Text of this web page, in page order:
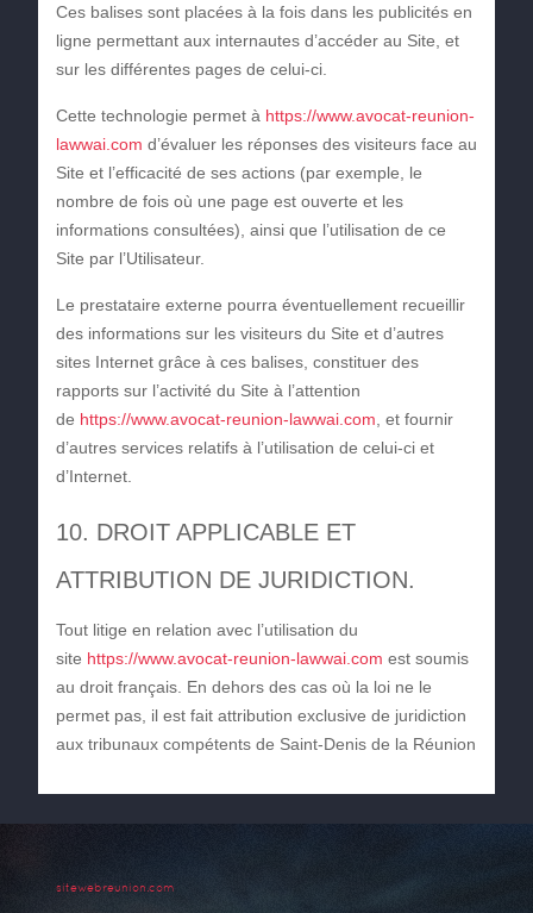
Ces balises sont placées à la fois dans les publicités en
ligne permettant aux internautes d’accéder au Site, et
sur les différentes pages de celui-ci.
Cette technologie permet à https://www.avocat-reunion-
lawwai.com d’évaluer les réponses des visiteurs face au
Site et l’efficacité de ses actions (par exemple, le
nombre de fois où une page est ouverte et les
informations consultées), ainsi que l’utilisation de ce
Site par l’Utilisateur.
Le prestataire externe pourra éventuellement recueillir
des informations sur les visiteurs du Site et d’autres
sites Internet grâce à ces balises, constituer des
rapports sur l’activité du Site à l’attention
de https://www.avocat-reunion-lawwai.com , et fournir
d’autres services relatifs à l’utilisation de celui-ci et
d’Internet.
10. DROIT APPLICABLE ET
ATTRIBUTION DE JURIDICTION.
Tout litige en relation avec l’utilisation du
site https://www.avocat-reunion-lawwai.com est soumis
au droit français. En dehors des cas où la loi ne le
permet pas, il est fait attribution exclusive de juridiction
aux tribunaux compétents de Saint-Denis de la Réunion
sitewebreunion.com